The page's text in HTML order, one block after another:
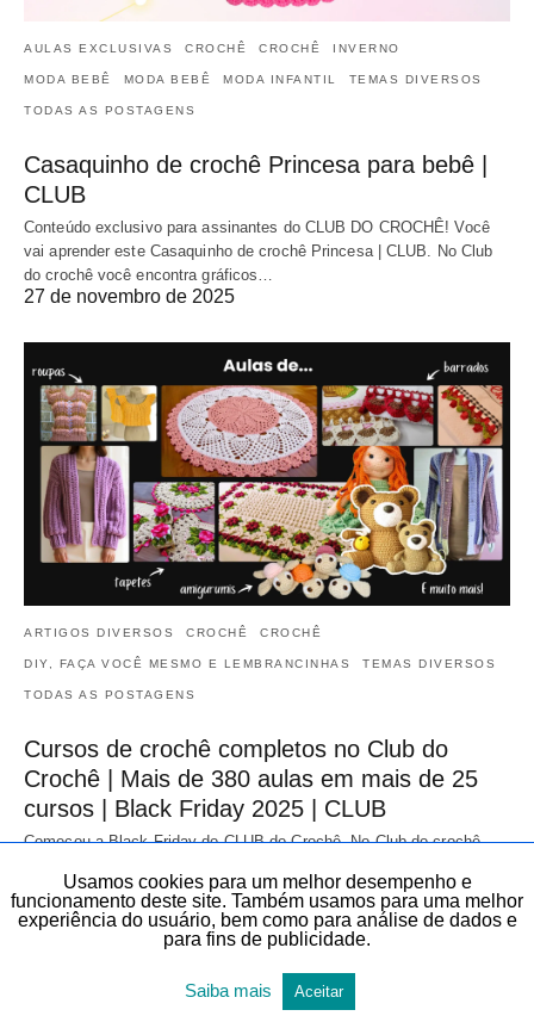
AULAS EXCLUSIVAS CROCHÊ CROCHÊ INVERNO
MODA BEBÊ MODA BEBÊ MODA INFANTIL TEMAS DIVERSOS
TODAS AS POSTAGENS
Casaquinho de crochê Princesa para bebê |
CLUB
Conteúdo exclusivo para assinantes do CLUB DO CROCHÊ! Você
vai aprender este Casaquinho de crochê Princesa | CLUB. No Club
do crochê você encontra gráficos…
27 de novembro de 2025
ARTIGOS DIVERSOS CROCHÊ CROCHÊ
DIY, FAÇA VOCÊ MESMO E LEMBRANCINHAS TEMAS DIVERSOS
TODAS AS POSTAGENS
Cursos de crochê completos no Club do
Crochê | Mais de 380 aulas em mais de 25
cursos | Black Friday 2025 | CLUB
Começou a Black Friday do CLUB do Crochê. No Club do crochê
de diversas áreas…
20 de novembro de 2025
Usamos cookies para um melhor desempenho e
funcionamento deste site. Também usamos para uma melhor
experiência do usuário, bem como para análise de dados e
para fins de publicidade.
Saiba mais Aceitar